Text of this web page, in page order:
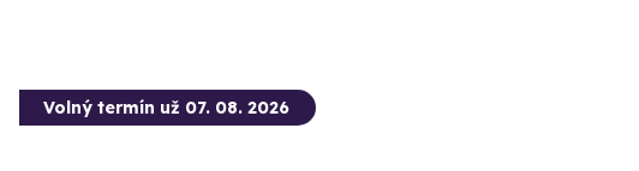
Volný termín už 07. 08. 2026